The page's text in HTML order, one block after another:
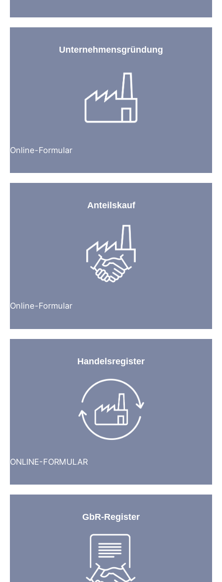
Unternehmensgründung
Online-Formular
Anteilskauf
Online-Formular
Handelsregister
ONLINE-FORMULAR
GbR-Register